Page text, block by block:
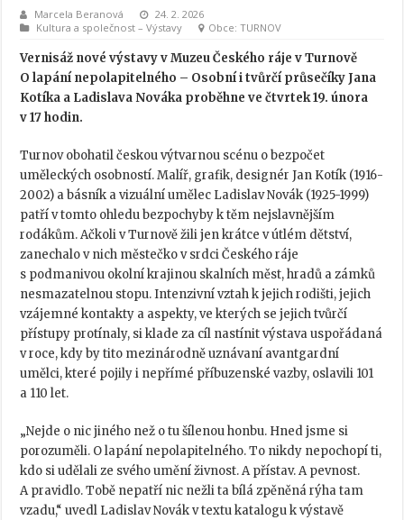
Marcela Beranová
24. 2. 2026
Kultura a společnost –Výstavy Obce TURNOV
Vernisáž nové výstavy v Muzeu Českého ráje v Turnově
O lapání nepolapitelného – Osobní i tvůrčí průsečíky Jana
Kotíka a Ladislava Nováka proběhne ve čtvrtek 19. února
v 17 hodin.
Turnov obohatil českou výtvarnou scénu o bezpočet
uměleckých osobností. Malíř, grafik, designér Jan Kotík (1916-
2002) a básník a vizuální umělec Ladislav Novák (1925-1999)
patří v tomto ohledu bezpochyby k těm nejslavnějším
rodákům. Ačkoli v Turnově žili jen krátce v útlém dětství,
zanechalo v nich městečko v srdci Českého ráje
s podmanivou okolní krajinou skalních měst, hradů a zámků
nesmazatelnou stopu. Intenzivní vztah k jejich rodišti, jejich
vzájemné kontakty a aspekty, ve kterých se jejich tvůrčí
přístupy protínaly, si klade za cíl nastínit výstava uspořádaná
v roce, kdy by tito mezinárodně uznávaní avantgardní
umělci, které pojily i nepřímé příbuzenské vazby, oslavili 101
a 110 let.
„Nejde o nic jiného než o tu šílenou honbu. Hned jsme si
porozuměli. O lapání nepolapitelného. To nikdy nepochopí ti,
kdo si udělali ze svého umění živnost. A přístav. A pevnost.
A pravidlo. Tobě nepatří nic nežli ta bílá zpěněná rýha tam
vzadu,“ uvedl Ladislav Novák v textu katalogu k výstavě